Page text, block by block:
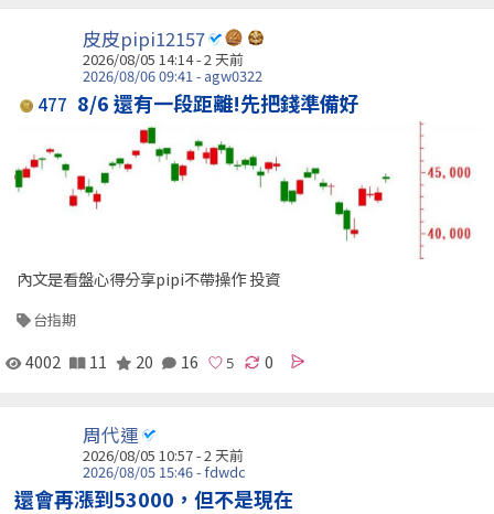
皮皮pipi12157
2026/08/05 14:14 - 2 天前
2026/08/06 09:41 - agw0322
477 8/6 還有一段距離!先把錢準備好
內文是看盤心得分享pipi不帶操作 投資
台指期
4002 11 20 16 0
周代運
2026/08/05 10:57 - 2 天前
2026/08/05 15:46 - fdwdc
還會再漲到53000，但不是現在